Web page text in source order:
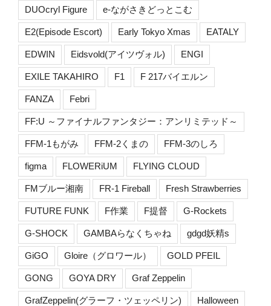
DUOcryl Figure e-ながさきどっとこむ
E2(Episode Escort) Early Tokyo Xmas EATALY
EDWIN Eidsvold(アイツヴォル) ENGI
EXILE TAKAHIRO F1 F 217バイエルン
FANZA Febri
FF:U ～ファイナルファンタジー：アンリミテッド～
FFM-1もがみ FFM-2くまの FFM-3のしろ
figma FLOWERiUM FLYING CLOUD
FMブルー湘南 FR-1 Fireball Fresh Strawberries
FUTURE FUNK F作業 F提督 G-Rockets
G-SHOCK GAMBAらなくちゃね gdgd妖精s
GiGO Gloire（グロワール） GOLD PFEIL
GONG GOYA DRY Graf Zeppelin
GrafZeppelin(グラーフ・ツェッペリン) Halloween